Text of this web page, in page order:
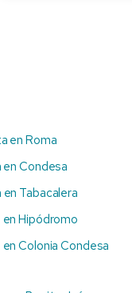
en Roma
Condesa
Tabacalera
Hipódromo
Colonia Condesa